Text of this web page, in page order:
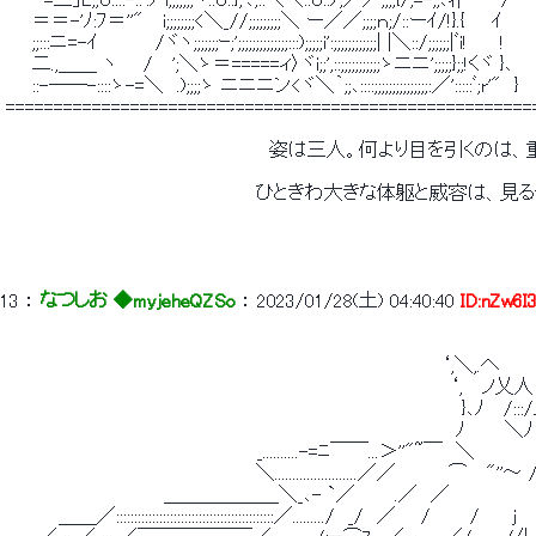
＝＝-'ﾉ:ﾌ＝''"　 i;;;;;;;;<＼_//;;;;;;;;;＼ ー／／;;;;ｎ;/::ーｲ/!}.{　　ｲ　　
;;:::ニ=-ｲ 　 　 　/ヾヽ;;;;;;;ｰ;';;;;;;;;;;;;;;:::);;;;;i':;;;;;;;;;;;;| |＼::/;;;;;;|ﾞi!　　 !　　
二.,＿＿ ヽ　　/　 ';＼ゝ＝=====ィ〉ヾi;;',::;;;;;;;;;;;ゝニニ';;;;;};;!くヾ }､　
::-――-::::ゝ-=＼　.);;;;ゝ ニニニン<ヾ＼｀;;､::::;;;;;;;;;;;;;;;:／':::::ﾞ;r'"　}　
姿は三人。何より目を引くのは、重鎧を
ひときわ大きな体躯と威容は、見るものへ
13 ： なつしお ◆myjeheQZSo ： 2023/01/28(土) 04:40:40
‘,＼,.へ
‘,　 ノ乂
}､ﾉ　 /:::/ノ
ﾉ　　　＼ﾉ
_..........-=ﾆ￣￣...＞''"~￣　＼ 　 　 　 ／
＼.......................／／　　　　⌒　 "''～ /／
＿＿＿＿＿＿＼_､- `／　　　.／　／　　　　　　
＿＿／::::::::::::::::::::::::::::::::::::::::::::／........./　_/　／ 　 /　　　/　　 j　